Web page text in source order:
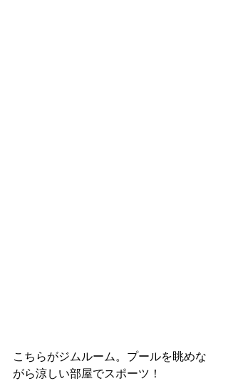
こちらがジムルーム。プールを眺めな
がら涼しい部屋でスポーツ！